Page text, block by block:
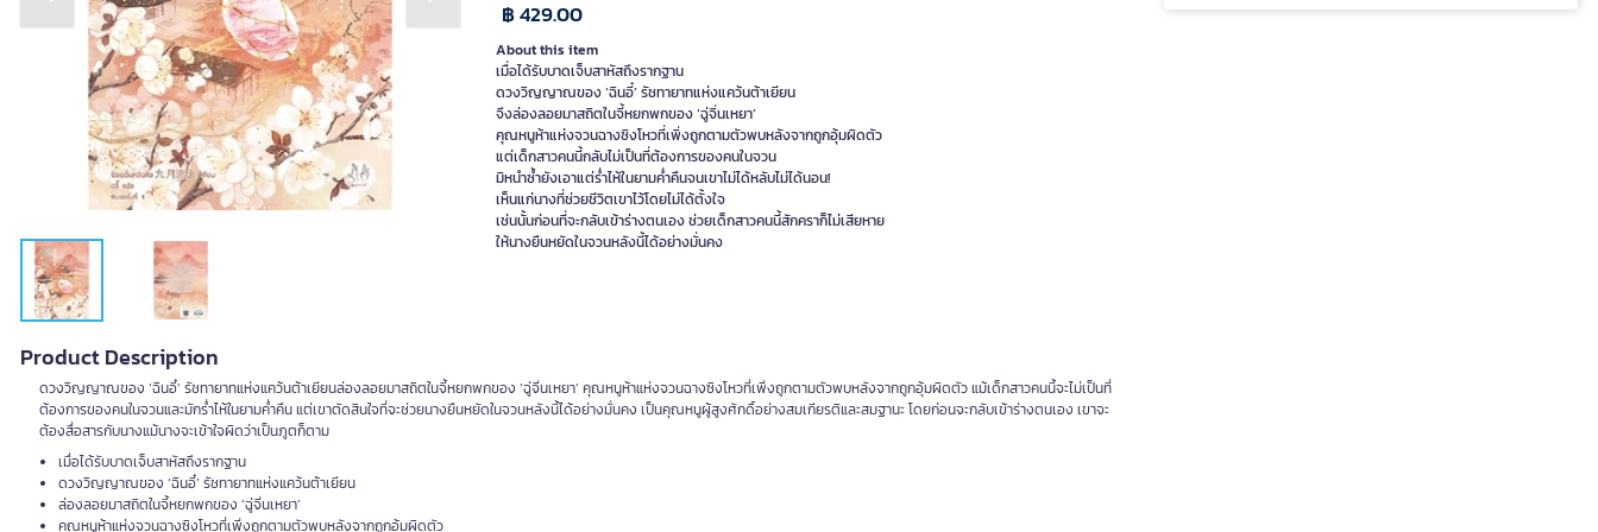
฿ 429.00
About this item
เมื่อได้รับบาดเจ็บสาหัสถึงรากฐาน
ดวงวิญญาณของ ‘ฉินอี๋’ รัชทายาทแห่งแคว้นต้าเยียน
จึงล่องลอยมาสถิตในจี้หยกพกของ ‘ฉู่จิ่นเหยา’
คุณหนูห้าแห่งจวนฉางซิงโหวที่เพิ่งถูกตามตัวพบหลังจากถูกอุ้มผิดตัว
แต่เด็กสาวคนนี้กลับไม่เป็นที่ต้องการของคนในจวน
มิหนำซ้ำยังเอาแต่ร่ำไห้ในยามค่ำคืนจนเขาไม่ได้หลับไม่ได้นอน!
เห็นแก่นางที่ช่วยชีวิตเขาไว้โดยไม่ได้ตั้งใจ
เช่นนั้นก่อนที่จะกลับเข้าร่างตนเอง ช่วยเด็กสาวคนนี้สักคราก็ไม่เสียหาย
ให้นางยืนหยัดในจวนหลังนี้ได้อย่างมั่นคง
Product Description
ดวงวิญญาณของ ‘ฉินอี๋’ รัชทายาทแห่งแคว้นต้าเยียนล่องลอยมาสถิตในจี้หยกพกของ ‘ฉู่จิ่นเหยา’ คุณหนูห้าแห่งจวนฉางซิงโหวที่เพิ่งถูกตามตัวพบหลังจากถูกอุ้มผิดตัว แม้เด็กสาวคนนี้จะไม่เป็นที่
ต้องการของคนในจวนและมักร่ำไห้ในยามค่ำคืน แต่เขาตัดสินใจที่จะช่วยนางยืนหยัดในจวนหลังนี้ได้อย่างมั่นคง เป็นคุณหนูผู้สูงศักดิ์อย่างสมเกียรติและสมฐานะ โดยก่อนจะกลับเข้าร่างตนเอง เขาจะ
ต้องสื่อสารกับนางแม้นางจะเข้าใจผิดว่าเป็นภูตก็ตาม
เมื่อได้รับบาดเจ็บสาหัสถึงรากฐาน
ดวงวิญญาณของ ‘ฉินอี๋’ รัชทายาทแห่งแคว้นต้าเยียน
ล่องลอยมาสถิตในจี้หยกพกของ ‘ฉู่จิ่นเหยา’
คุณหนูห้าแห่งจวนฉางซิงโหวที่เพิ่งถูกตามตัวพบหลังจากถูกอุ้มผิดตัว